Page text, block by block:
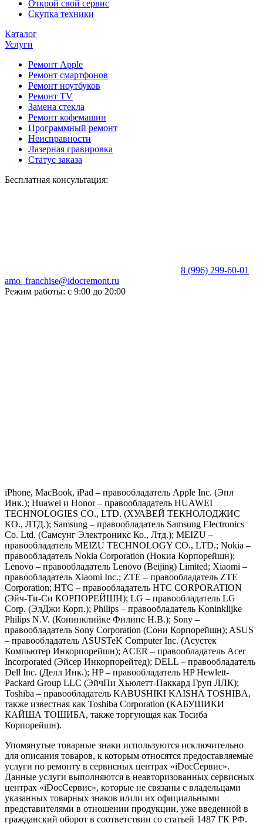
Открой свой сервис
Скупка техники
Каталог
Услуги
Ремонт Apple
Ремонт смартфонов
Ремонт ноутбуков
Ремонт TV
Замена стекла
Ремонт кофемашин
Программный ремонт
Неисправности
Лазерная гравировка
Статус заказа
Бесплатная консультация:
8 (996) 299-60-01
amo_franchise@idocremont.ru
Режим работы: с 9:00 до 20:00
iPhone, MacBook, iPad – правообладатель Apple Inc. (Эпл
Инк.); Huawei и Honor – правообладатель HUAWEI
TECHNOLOGIES CO., LTD. (ХУАВЕЙ ТЕКНОЛОДЖИС
КО., ЛТД.); Samsung – правообладатель Samsung Electronics
Co. Ltd. (Самсунг Электроникс Ко., Лтд.); MEIZU –
правообладатель MEIZU TECHNOLOGY CO., LTD.; Nokia –
правообладатель Nokia Corporation (Нокиа Корпорейшн);
Lenovo – правообладатель Lenovo (Beijing) Limited; Xiaomi –
правообладатель Xiaomi Inc.; ZTE – правообладатель ZTE
Corporation; HTC – правообладатель HTC CORPORATION
(Эйч-Ти-Си КОРПОРЕЙШН); LG – правообладатель LG
Corp. (ЭлДжи Корп.); Philips – правообладатель Koninklijke
Philips N.V. (Конинклийке Филипс Н.В.); Sony –
правообладатель Sony Corporation (Сони Корпорейшн); ASUS
– правообладатель ASUSTeK Computer Inc. (Асустек
Компьютер Инкорпорейшн); ACER – правообладатель Acer
Incorporated (Эйсер Инкорпорейтед); DELL – правообладатель
Dell Inc. (Делл Инк.); HP – правообладатель HP Hewlett-
Packard Group LLC (ЭйчПи Хьюлетт-Паккард Груп ЛЛК);
Toshiba – правообладатель KABUSHIKI KAISHA TOSHIBA,
также известная как Toshiba Corporation (КАБУШИКИ
КАЙША ТОШИБА, также торгующая как Тосиба
Корпорейшн).
Упомянутые товарные знаки используются исключительно
для описания товаров, к которым относятся предоставляемые
услуги по ремонту в сервисных центрах «iDocСервис».
Данные услуги выполняются в неавторизованных сервисных
центрах «iDocСервис», которые не связаны с владельцами
указанных товарных знаков и/или их официальными
представителями в отношении продукции, уже введенной в
гражданский оборот в соответствии со статьей 1487 ГК РФ.